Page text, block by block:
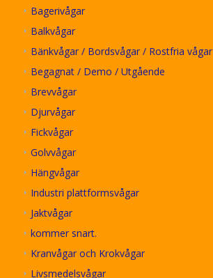
Bagerivågar
Balkvågar
Bänkvågar / Bordsvågar / Rostfria vågar
Begagnat / Demo / Utgående
Brevvågar
Djurvågar
Fickvågar
Golvvågar
Hängvågar
Industri plattformsvågar
Jaktvågar
kommer snart.
Kranvågar och Krokvågar
Livsmedelsvågar